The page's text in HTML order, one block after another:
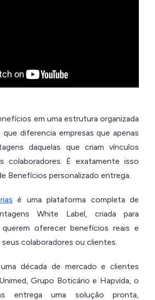
em uma estrutura organizada
diferencia empresas que apenas
daquelas que criam vínculos
colaboradores. É exatamente isso
Benefícios personalizado entrega.
é uma plataforma completa de
White Label, criada para
querem oferecer benefícios reais e
colaboradores ou clientes.
década de mercado e clientes
Grupo Boticário e Hapvida, o
entrega uma solução pronta,